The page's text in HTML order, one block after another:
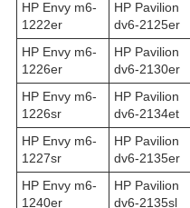
HP Envy m6-
1222er
HP Pavilion
dv6-2125er
HP Envy m6-
1226er
HP Pavilion
dv6-2130er
HP Envy m6-
1226sr
HP Pavilion
dv6-2134et
HP Envy m6-
1227sr
HP Pavilion
dv6-2135er
HP Envy m6-
1240er
HP Pavilion
dv6-2135sl